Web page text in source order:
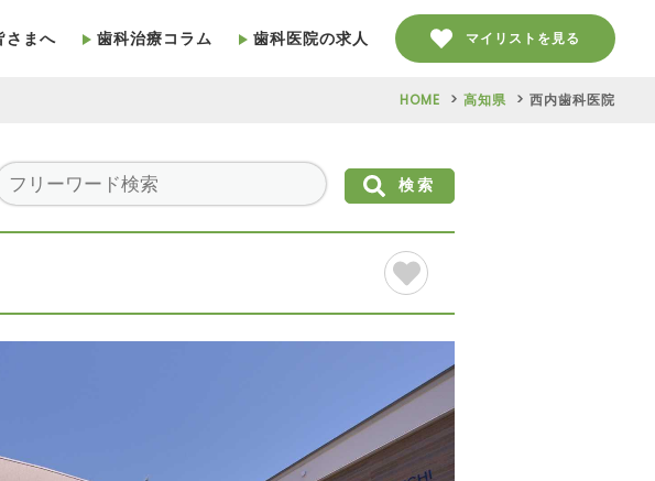
さまへ 歯科治療コラム 歯科医院の求人 マイリストを見る
HOME 高知県 西内歯科医院
検索